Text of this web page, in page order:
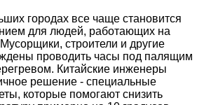
городах все чаще становится
для людей, работающих на
строители и другие
проводить часы под палящим
Китайские инженеры
решение - специальные
которые помогают снизить